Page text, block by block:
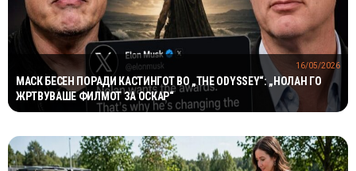
МАСК БЕСЕН ПОРАДИ КАСТИНГОТ ВО „THE ODYSSEY“: „НОЛАН ГО
ЖРТВУВАШЕ ФИЛМОТ ЗА ОСКАР“
16/05/2026